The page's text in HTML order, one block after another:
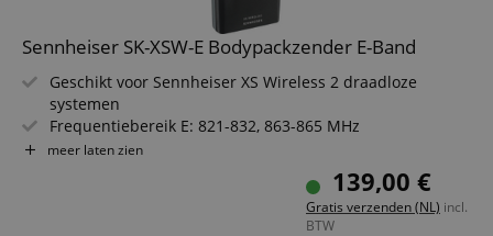
Sennheiser SK-XSW-E Bodypackzender E-Band
Geschikt voor Sennheiser XS Wireless 2 draadloze
systemen
Frequentiebereik E: 821-832, 863-865 MHz
Tot 12 gelijktijdig compatibele kanalen
3,5 mm stereojack-aansluiting (schroefbaar)
Tot 10 uur batterijduur met twee AA-batterijen
Robuuste ABS-behuizing voor podium en presentaties
meer laten zien
139,00 €
Gratis verzenden (NL) incl.
BTW